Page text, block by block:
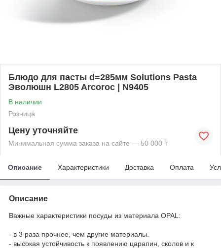
Блюдо для пасты d=285мм Solutions Pasta
Эволюшн L2805 Arcoroc | N9405
В наличии
Розница
Цену уточняйте
Минимальная сумма заказа на сайте — 50 000 ₸
Описание Характеристики Доставка Оплата
Описание
Важные характеристики посуды из материала OPAL:
- в 3 раза прочнее, чем другие материалы.
- высокая устойчивость к появлению царапин, сколов и к